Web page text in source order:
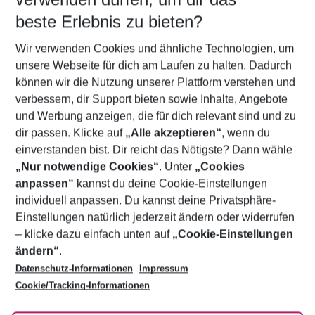
5-8 Nächte
2 Erwachsene Keine Kinder
Mehr Filter anzeigen
Footer
Footer navigation
Über uns
AGB
Bestpreisgarantie
Cookie-Einstellungen ändern
Cookie-Richtlinie
Agenturbetreuung
Barrierefreies Reisen
Folge uns
beste Erlebnis zu bieten?
Wir verwenden Cookies und ähnliche Technologien, um
unsere Webseite für dich am Laufen zu halten. Dadurch
können wir die Nutzung unserer Plattform verstehen und
verbessern, dir Support bieten sowie Inhalte, Angebote
und Werbung anzeigen, die für dich relevant sind und zu
dir passen. Klicke auf „Alle akzeptieren“, wenn du
einverstanden bist. Dir reicht das Nötigste? Dann wähle
„Nur notwendige Cookies“. Unter „Cookies
anpassen“ kannst du deine Cookie-Einstellungen
individuell anpassen. Du kannst deine Privatsphäre-
Einstellungen natürlich jederzeit ändern oder widerrufen
– klicke dazu einfach unten auf „Cookie-Einstellungen
ändern“.
Datenschutz-Informationen
Impressum
Cookie/Tracking-Informationen